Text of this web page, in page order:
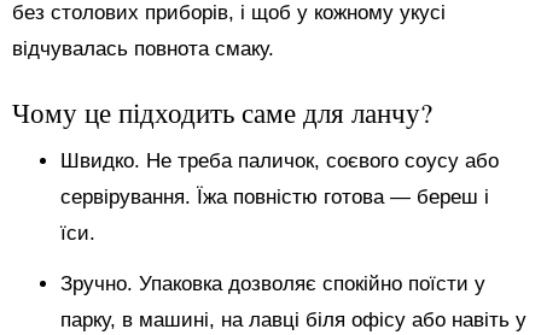
без столових приборів, і щоб у кожному укусі
відчувалась повнота смаку.
Чому це підходить саме для ланчу?
Швидко. Не треба паличок, соєвого соусу або
сервірування. Їжа повністю готова — береш і
їси.
Зручно. Упаковка дозволяє спокійно поїсти у
парку, в машині, на лавці біля офісу або навіть у